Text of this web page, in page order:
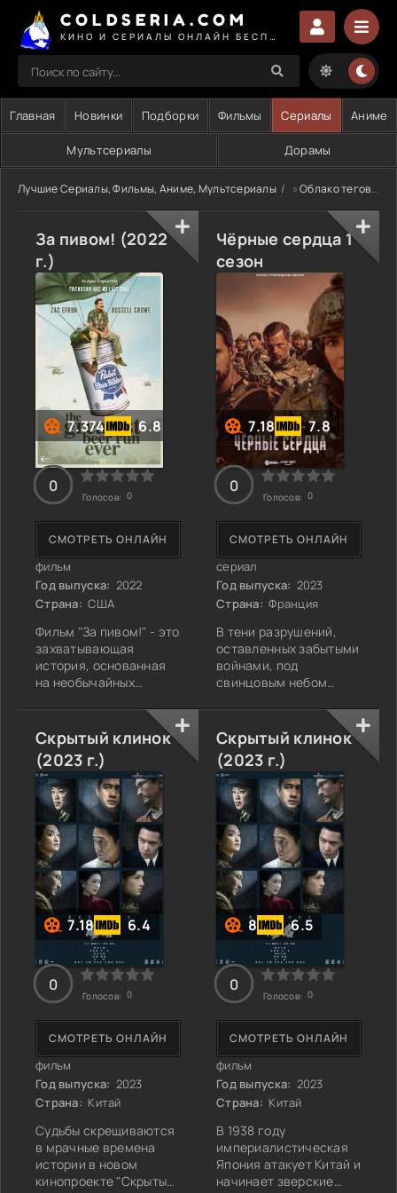
COLDSERIA.COM
Главная Новинки Подборки Фильмы Сериалы Аниме
Мультсериалы Дорамы
Лучшие Сериалы, Фильмы, Аниме, Мультсериалы »Облако тегов
За пивом! (2022
г.)
7.374 6.8
фильм
Год выпуска: 2022
Страна: США
Фильм "За пивом!" - это
захватывающая
история, основанная
на необычайных
Вьетнамской войны,
когда обычный
американский парень
решил проявить свою
поддержку войскам,
отправившимся на
фронт, устроив для них
невероятный подвиг по
доставке домашнего
пива прямо в зону
боевых
СМОТРЕТЬ ОНЛАЙН
0
Голосов: 0
Чёрные сердца 1
сезон
7.18 7.8
сериал
Год выпуска: 2023
Страна: Франция
В тени разрушений,
оставленных забытыми
войнами, под
свинцовым небом
разворачивается
захватывающая
история о мужестве,
предательстве и
чести. "Чёрные
сердца" - это не
просто сериал, это
погружение в мир
сложных моральных
дилемм и реальной
героической борьбы. В
центре сюжета
СМОТРЕТЬ ОНЛАЙН
0
Голосов: 0
Скрытый клинок
(2023 г.)
7.18 6.4
фильм
Год выпуска: 2023
Страна: Китай
Судьбы скрещиваются
в мрачные времена
истории в новом
кинопроекте "Скрытый
СМОТРЕТЬ ОНЛАЙН
0
Голосов: 0
Скрытый клинок
(2023 г.)
8 6.5
фильм
Год выпуска: 2023
Страна: Китай
В 1938 году
империалистическая
Япония атакует Китай и
начинает зверские
СМОТРЕТЬ ОНЛАЙН
0
Голосов: 0